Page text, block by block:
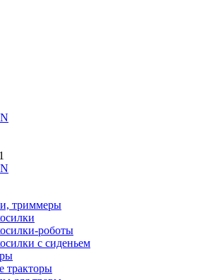
триммеры
роботы
с сиденьем
тракторы